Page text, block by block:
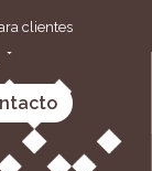
clientes